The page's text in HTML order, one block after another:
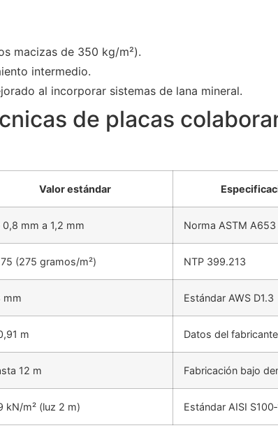
macizas de 350 kg/m²).
intermedio.
al incorporar sistemas de lana mineral.
de placas
Valor estándar
0,8 mm a 1,2 mm Norma ASTM A653
(275 gramos/m²) NTP 399.213
mm Estándar AWS D1.3
m Datos del fabricante
12 m Fabricación bajo
kN/m² (luz 2 m) Estándar AISI